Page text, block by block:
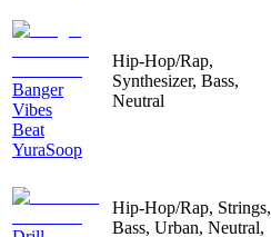
Banger
Vibes
Beat
YuraSoop
Hip-Hop/Rap,
Synthesizer, Bass,
Neutral
Hip-Hop/Rap, Strings,
Bass, Urban, Neutral,